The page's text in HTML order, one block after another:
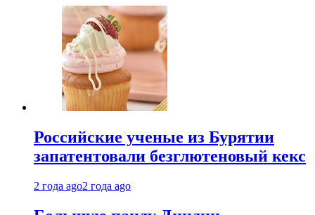
Российские ученые из Бурятии
запатентовали безглютеновый кекс
2 года ago2 года ago